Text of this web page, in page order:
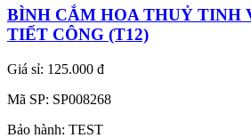
BÌNH CẮM HOA THUỶ TINH
TIẾT CÔNG (T12)
Giá sỉ: 125.000 đ
Mã SP: SP008268
Bảo hành: TEST